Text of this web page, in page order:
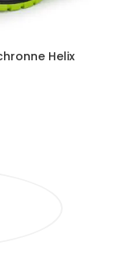
Helix